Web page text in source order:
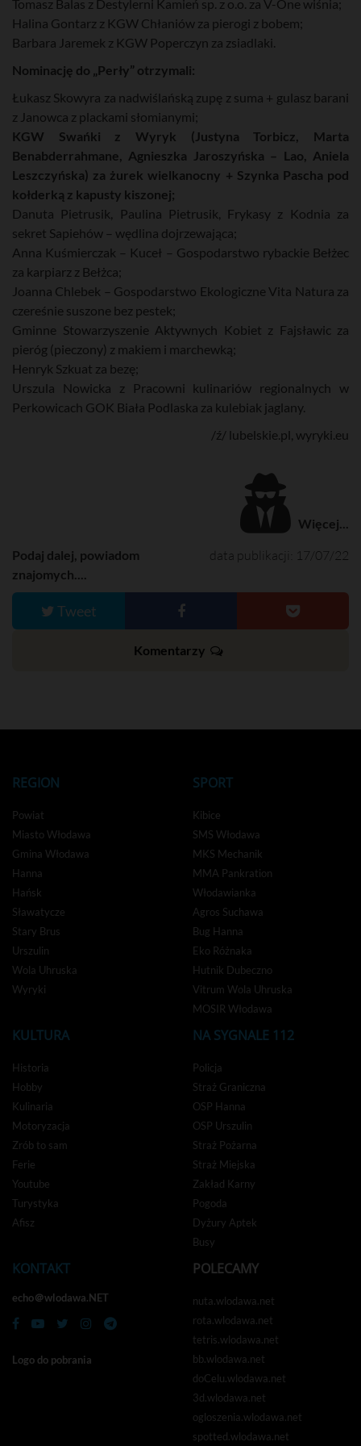
Tomasz Balas z Destylerni Kamień sp. z o.o. za V-One wiśnia;
Halina Gontarz z KGW Chłaniów za pierogi z bobem;
Barbara Jaremek z KGW Poperczyn za zsiadlaki.
Nominację do „Perły” otrzymali:
Łukasz Skowyra za nadwiślańską zupę z suma + gulasz barani
z Janowca z plackami słomianymi;
KGW Swańki z Wyryk (Justyna Torbicz, Marta
Benabderrahmane, Agnieszka Jaroszyńska – Lao, Aniela
Leszczyńska) za żurek wielkanocny + Szynka Pascha pod
kołderką z kapusty kiszonej;
Danuta Pietrusik, Paulina Pietrusik, Frykasy z Kodnia za
sekret Sapiehów – wędlina dojrzewająca;
Anna Kuśmierczak – Kuceł – Gospodarstwo rybackie Bełżec
za karpiarz z Bełżca;
Joanna Chlebek – Gospodarstwo Ekologiczne Vita Natura za
czereśnie suszone bez pestek;
Gminne Stowarzyszenie Aktywnych Kobiet z Fajsławic za
pieróg (pieczony) z makiem i marchewką;
Henryk Szkuat za bezę;
Urszula Nowicka z Pracowni kulinariów regionalnych w
Perkowicach GOK Biała Podlaska za kulebiak jaglany.
/ź/ lubelskie.pl, wyryki.eu
Więcej...
data publikacji: 17/07/22
Podaj dalej, powiadom
znajomych....
Tweet
Komentarzy
REGION
Powiat
Miasto Włodawa
Gmina Włodawa
Hanna
Hańsk
Sławatycze
Stary Brus
Urszulin
Wola Uhruska
Wyryki
SPORT
Kibice
SMS Włodawa
MKS Mechanik
MMA Pankration
Włodawianka
Agros Suchawa
Bug Hanna
Eko Różnaka
Hutnik Dubeczno
Vitrum Wola Uhruska
MOSIR Włodawa
KULTURA
Historia
Hobby
Kulinaria
Motoryzacja
Zrób to sam
Ferie
Youtube
Turystyka
Afisz
NA SYGNALE 112
Policja
Straż Graniczna
OSP Hanna
OSP Urszulin
Straż Pożarna
Straż Miejska
Zakład Karny
Pogoda
Dyżury Aptek
Busy
KONTAKT
echo＠wlodawa.NET
Logo do pobrania
POLECAMY
nuta.wlodawa.net
rota.wlodawa.net
tetris.wlodawa.net
bb.wlodawa.net
doCelu.wlodawa.net
3d.wlodawa.net
ogloszenia.wlodawa.net
spotted.wlodawa.net